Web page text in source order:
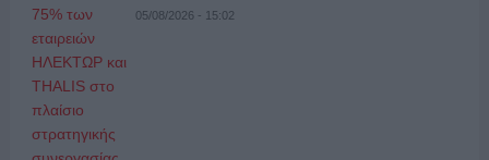
05/08/2026 - 15:02